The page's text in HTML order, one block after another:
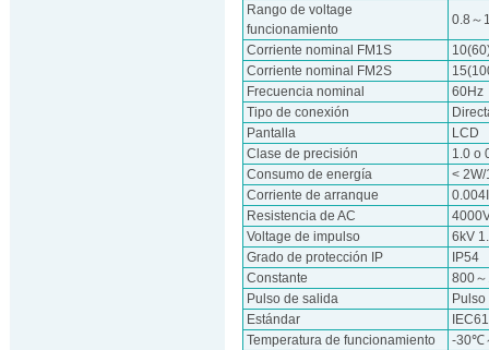
Rango de voltage
funcionamiento
0.8～
Corriente nominal FM1S
Corriente nominal FM2S
Frecuencia nominal
60Hz
Tipo de conexión
Pantalla
LCD
Clase de precisión
1.0 o
Consumo de energía
<
Corriente de arranque
Resistencia de AC
Voltage de impulso
6kV
Grado de protección IP
IP54
Constante
800
Pulso de salida
Estándar
Temperatura de funcionamiento
-30℃